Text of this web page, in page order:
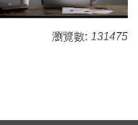
瀏覽數: 131475